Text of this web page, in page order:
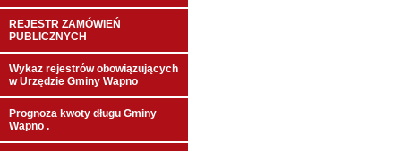
REJESTR ZAMÓWIEŃ
PUBLICZNYCH
Wykaz rejestrów obowiązujących
w Urzędzie Gminy Wapno
Prognoza kwoty długu Gminy
Wapno .